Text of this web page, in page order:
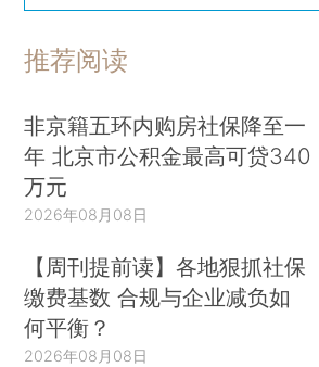
推荐阅读
非京籍五环内购房社保降至一
年 北京市公积金最高可贷340
万元
2026年08月08日
【周刊提前读】各地狠抓社保
缴费基数 合规与企业减负如
何平衡？
2026年08月08日